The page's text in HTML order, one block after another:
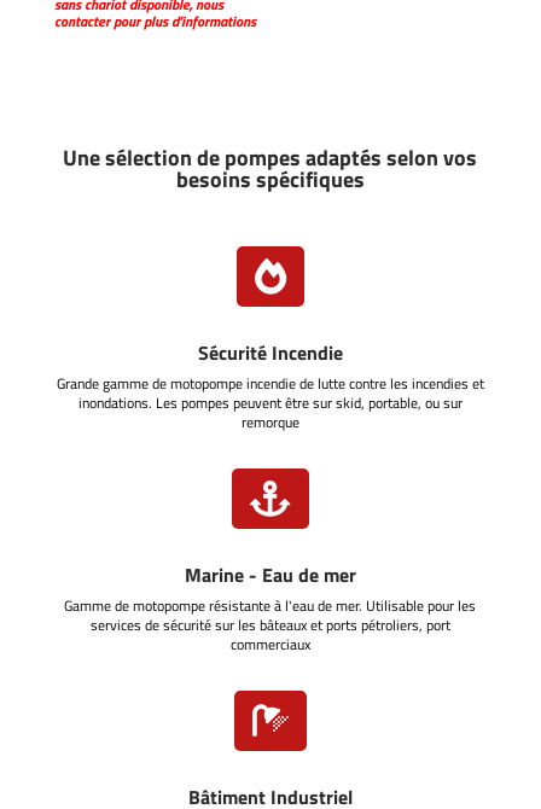
contacter pour plus d’informations
Une sélection de pompes adaptés selon vos
besoins spécifiques

Sécurité Incendie
Grande gamme de motopompe incendie de lutte contre les incendies et
inondations. Les pompes peuvent être sur skid, portable, ou sur
remorque

Marine - Eau de mer
Gamme de motopompe résistante à l'eau de mer. Utilisable pour les
services de sécurité sur les bâteaux et ports pétroliers, port
commerciaux

Bâtiment Industriel